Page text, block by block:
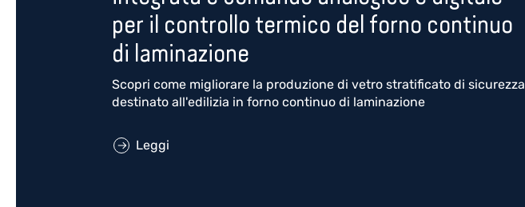
per il controllo termico del forno continuo
di laminazione
Scopri come migliorare la produzione di vetro stratificato di sicurezza
destinato all'edilizia in forno continuo di laminazione
Leggi